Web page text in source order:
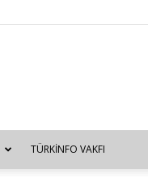
TÜRKINFO VAKFI